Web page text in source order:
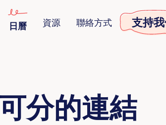
日曆 資源 聯絡方式 支持
分的連結